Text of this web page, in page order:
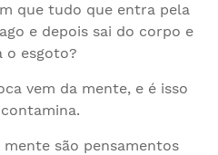
que tudo que entra pela
e depois sai do corpo e
o esgoto?
vem da mente, e é isso
mente são pensamentos